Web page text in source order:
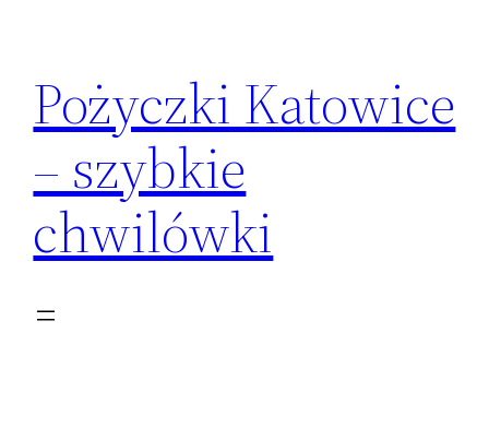
treści
Pożyczki Katowice
– szybkie
chwilówki